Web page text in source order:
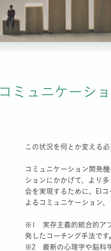
コミュニケーシ
この状況を何とか変える
コミュニケーション開発
ションにかかげて、より
会を実現するために、EI
よるコミュニケーション
※1 実存主義的統合的アプ
発したコーチング手法です
※2 最新の心理学や脳科学